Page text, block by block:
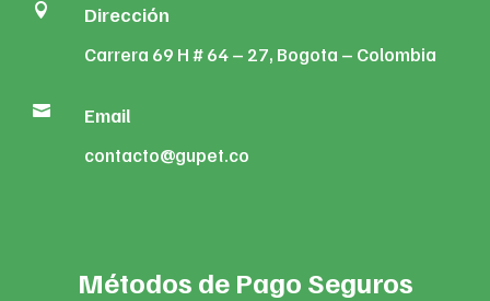
 Dirección
Carrera 69 H # 64 – 27, Bogota – Colombia
 Email
contacto@gupet.co
Métodos de Pago Seguros